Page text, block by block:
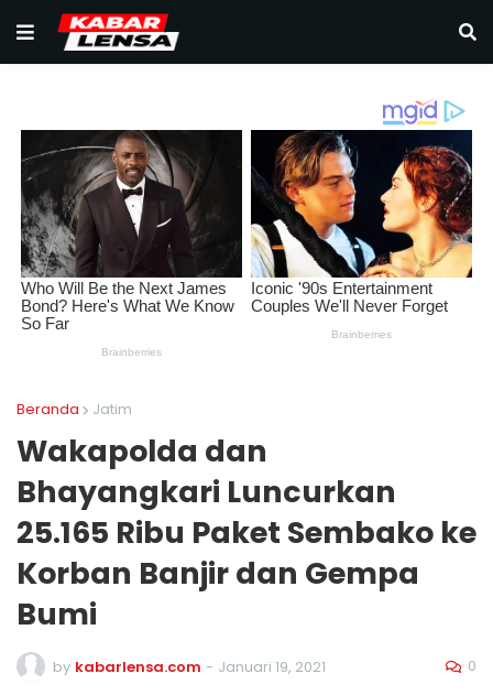
Beranda Jatim
Wakapolda dan
Bhayangkari Luncurkan
25.165 Ribu Paket Sembako ke
Korban Banjir dan Gempa
Bumi
by kabarlensa.com - Januari 19, 2021 0